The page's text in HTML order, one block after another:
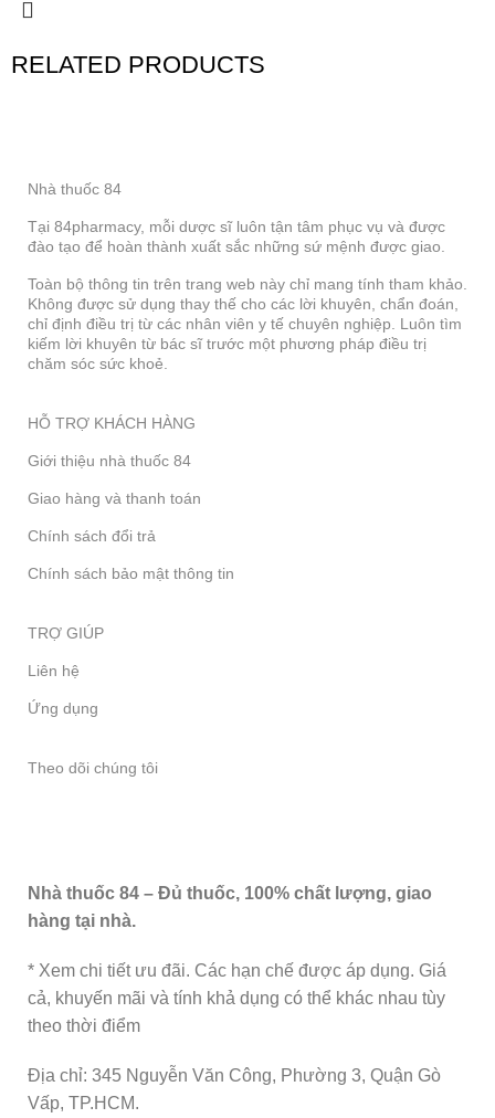
RELATED PRODUCTS
Nhà thuốc 84
Tại 84pharmacy, mỗi dược sĩ luôn tận tâm phục vụ và được
đào tạo để hoàn thành xuất sắc những sứ mệnh được giao.
Toàn bộ thông tin trên trang web này chỉ mang tính tham khảo.
Không được sử dụng thay thế cho các lời khuyên, chẩn đoán,
chỉ định điều trị từ các nhân viên y tế chuyên nghiệp. Luôn tìm
kiếm lời khuyên từ bác sĩ trước một phương pháp điều trị
chăm sóc sức khoẻ.
HỖ TRỢ KHÁCH HÀNG
Giới thiệu nhà thuốc 84
Giao hàng và thanh toán
Chính sách đổi trả
Chính sách bảo mật thông tin
TRỢ GIÚP
Liên hệ
Ứng dụng
Theo dõi chúng tôi
Nhà thuốc 84 – Đủ thuốc, 100% chất lượng, giao
hàng tại nhà.
* Xem chi tiết ưu đãi. Các hạn chế được áp dụng. Giá
cả, khuyến mãi và tính khả dụng có thể khác nhau tùy
theo thời điểm
Địa chỉ: 345 Nguyễn Văn Công, Phường 3, Quận Gò
Vấp, TP.HCM.